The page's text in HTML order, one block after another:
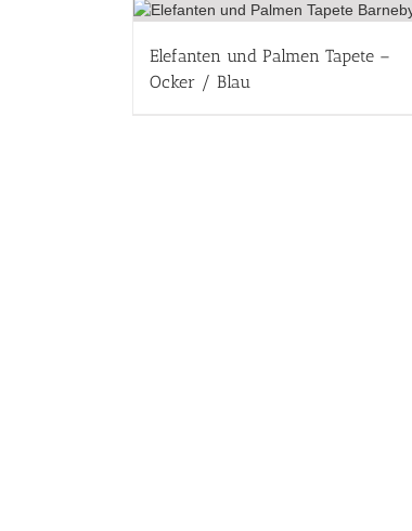
Elefanten und Palmen Tapete –
Ocker / Blau